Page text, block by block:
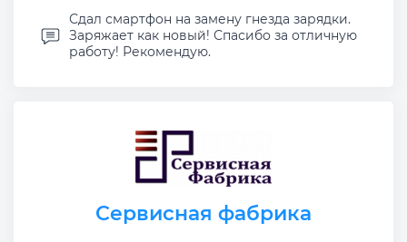
Сдал смартфон на замену гнезда зарядки.
Заряжает как новый! Спасибо за отличную
работу! Рекомендую.
Сервисная фабрика